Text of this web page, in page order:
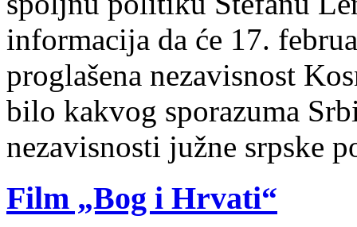
informacija da će 17.
proglašena nezavisnost
bilo kakvog sporazuma
nezavisnosti južne srpske
Film „Bog i Hrvati“